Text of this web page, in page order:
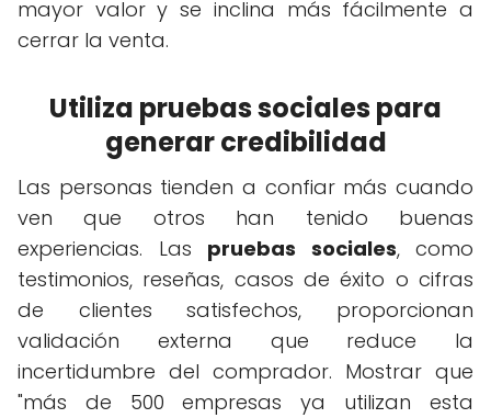
mayor valor y se inclina más fácilmente a
cerrar la venta.
Utiliza pruebas sociales para
generar credibilidad
Las personas tienden a confiar más cuando
ven que otros han tenido buenas
experiencias. Las pruebas sociales, como
testimonios, reseñas, casos de éxito o cifras
de clientes satisfechos, proporcionan
validación externa que reduce la
incertidumbre del comprador. Mostrar que
"más de 500 empresas ya utilizan esta